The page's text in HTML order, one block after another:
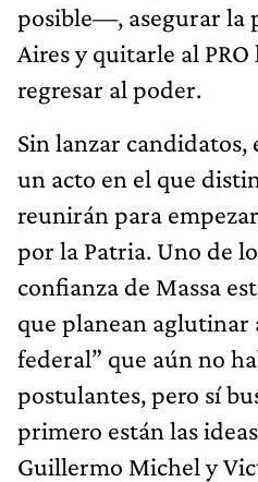
posible—, asegurar la
Aires y quitarle al
regresar al poder.
Sin lanzar candidatos,
un acto en el que
reunirán para
por la Patria. Uno de
confianza de Massa
que planean aglutinar
federal” que aún no
postulantes, pero sí
primero están las
Guillermo Michel y